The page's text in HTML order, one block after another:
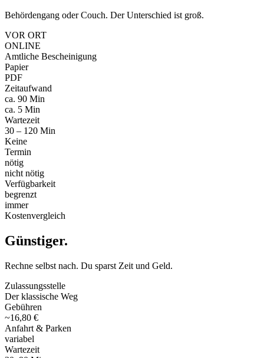
Behördengang oder Couch. Der Unterschied ist groß.
VOR ORT
ONLINE
Amtliche Bescheinigung
Papier
PDF
Zeitaufwand
ca. 90 Min
ca. 5 Min
Wartezeit
30 – 120 Min
Keine
Termin
nötig
nicht nötig
Verfügbarkeit
begrenzt
immer
Kostenvergleich
Günstiger.
Rechne selbst nach. Du sparst Zeit und Geld.
Zulassungsstelle
Der klassische Weg
Gebühren
~16,80 €
Anfahrt & Parken
variabel
Wartezeit